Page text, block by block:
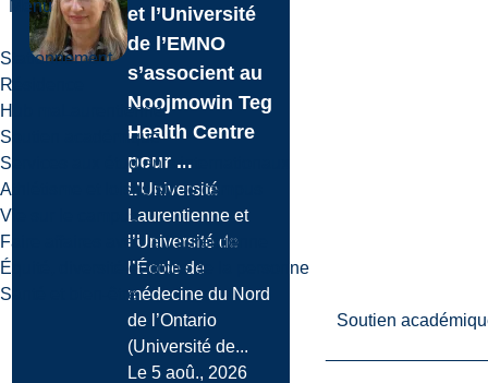
Menu
Stationnement
Résidence
Hub maLaurentienne
Soutien académique
Services aux étudiants internationaux
Athlétisme et loisirs sur le campus
Vie sur le campus
Faire affaires avec la Laurentienne
Équité, diversité et droits de la personne
Santé et bien-être
Soutien
et l’Université
de l’EMNO
s’associent au
Noojmowin Teg
Health Centre
pour ...
L’Université
Laurentienne et
l’Université de
l’École de
médecine du Nord
de l’Ontario
(Université de...
Le 5 aoû., 2026